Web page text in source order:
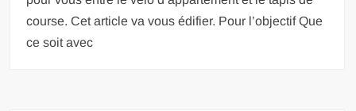
course. Cet article va vous édifier. Pour l’objectif Que
ce soit avec